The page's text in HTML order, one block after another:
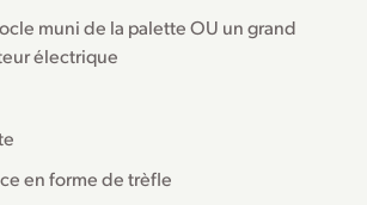
muni de la palette OU un grand
électrique
en forme de trèfle